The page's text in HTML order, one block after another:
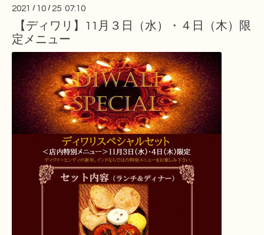
2021 / 10 / 25 07:10
【ディワリ】11月３日（水）・４日（木）限
定メニュー